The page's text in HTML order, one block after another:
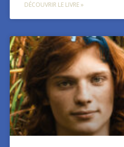
DÉCOUVRIR LE LIVRE »